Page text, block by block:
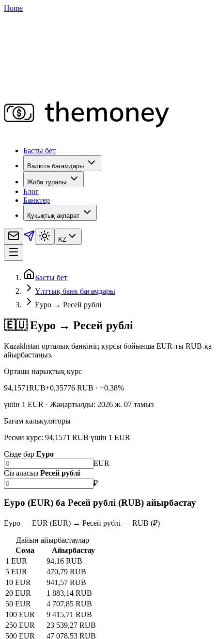
Home
Басты бет
Валюта бағамдары
Жоба туралы
Блог
Банктер
Құқықтық ақпарат
KZ
Басты бет
Ұлттық банк бағамдары
Еуро → Ресей рублі
🇪🇺 Еуро → Ресей рублі
Kazakhstan орталық банкінің курсы бойынша EUR-ты RUB-қа
айырбастаңыз.
Орташа нарықтық курс
94,1571RUB+0,35776 RUB · +0,38%
үшін 1 EUR · Жаңартылды: 2026 ж. 07 тамыз
Бағам калькуляторы
Ресми курс: 94,1571 RUB үшін 1 EUR
Сізде бар Еуро
EUR
Сіз аласыз Ресей рублі
₽
Еуро (EUR) ба Ресей рублі (RUB) айырбастау
Еуро — EUR (EUR) → Ресей рублі — RUB (₽)
Дайын айырбастаулар
Сома
Айырбастау
1 EUR
94,16 RUB
5 EUR
470,79 RUB
10 EUR
941,57 RUB
20 EUR
1 883,14 RUB
50 EUR
4 707,85 RUB
100 EUR
9 415,71 RUB
250 EUR
23 539,27 RUB
500 EUR
47 078,53 RUB